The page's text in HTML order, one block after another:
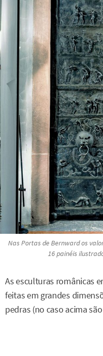
Nas Portas de Bernward os
16 painéis
As esculturas românicas
feitas em grandes
pedras (no caso acima